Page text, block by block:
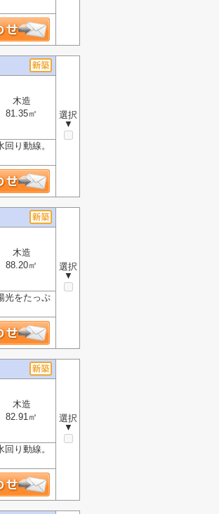
選択
▼
木造
81.35㎡
り動線。
選択
▼
木造
88.20㎡
光をたっぷ
選択
▼
木造
82.91㎡
り動線。